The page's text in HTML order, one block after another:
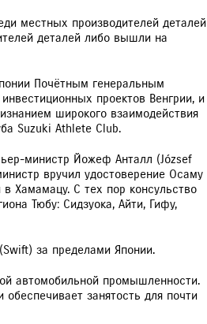
местных производителей деталей
деталей либо вышли на
Почётным генеральным
проектов Венгрии, и
широкого взаимодействия
Suzuki Athlete Club.
министр Йожеф Анталл (József
вручил удостоверение Осаму
Хамамацу. С тех пор консульство
Тюбу: Сидзуока, Айти, Гифу,
за пределами Японии.
автомобильной промышленности.
занятость для почти